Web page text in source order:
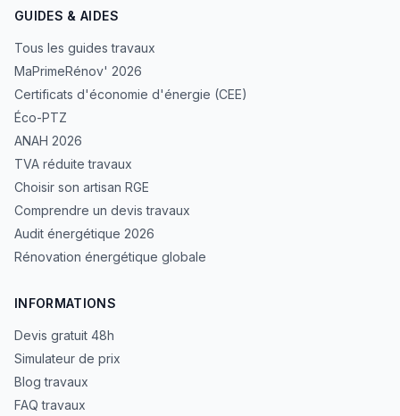
GUIDES & AIDES
Tous les guides travaux
MaPrimeRénov' 2026
Certificats d'économie d'énergie (CEE)
Éco-PTZ
ANAH 2026
TVA réduite travaux
Choisir son artisan RGE
Comprendre un devis travaux
Audit énergétique 2026
Rénovation énergétique globale
INFORMATIONS
Devis gratuit 48h
Simulateur de prix
Blog travaux
FAQ travaux